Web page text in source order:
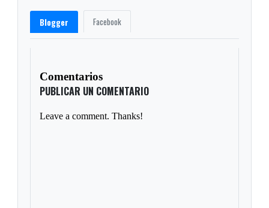
Blogger Facebook
Comentarios
PUBLICAR UN COMENTARIO
Leave a comment. Thanks!